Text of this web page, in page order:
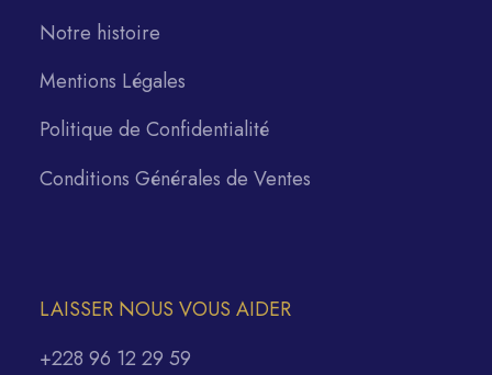
Notre histoire
Mentions Légales
Politique de Confidentialité
Conditions Générales de Ventes
LAISSER NOUS VOUS AIDER
+228 96 12 29 59